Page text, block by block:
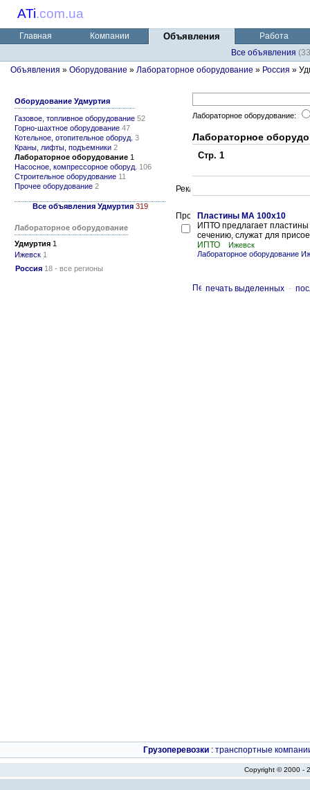
ATi.com.ua
Главная Компании Объявления
Работа
Все объявления
Объявления » Оборудование » Лабораторное оборудование » Россия »
Оборудование Удмуртия
Газовое, топливное оборудование 52
Горно-шахтное оборудование 47
Котельное, отопительное оборуд. 3
Краны, лифты, подъемники 2
Лабораторное оборудование 1
Насосное, компрессорное оборуд. 106
Строительное оборудование 11
Прочее оборудование 2
Все объявления Удмуртия 319
Лабораторное оборудование
Удмуртия 1
Ижевск 1
Россия 18 - все регионы
Лабораторное оборудование:
Лабораторное
Стр. 1
Пластины МА 100х10
ИПТО предлагает
сечению, служат для
ИПТО
Ижевск
Лабораторное оборудование
печать выделенных -
Грузоперевозки : транспортные
Copyright © 2000 -